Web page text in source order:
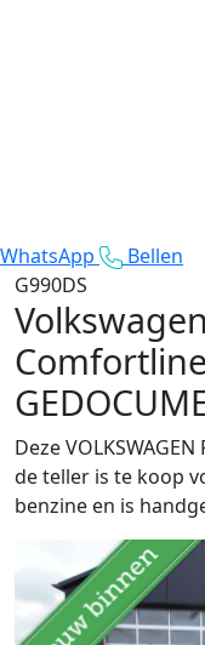
WhatsApp
Bellen
G990DS
Deze
de teller is te koop
benzine en is